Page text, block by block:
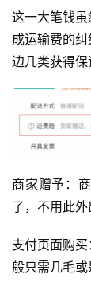
这一大笔钱
成运输费的
边几类获得保
商家赠予：
了，不用此外
支付页面购
般只需几毛或